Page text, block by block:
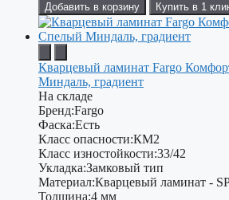
Добавить в корзину
Купить в 1
Кварцевый ламинат Fargo
Миндаль, градиент
На складе
Бренд:Fargo
Фаска:Есть
Класс опасности:КМ2
Класс изностойкости:33/42
Укладка:Замковый тип
Материал:Кварцевый ламинат -
Толщина:4 мм